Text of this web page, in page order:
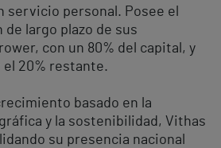
servicio personal. Posee el
largo plazo de sus
con un 80% del capital, y
el 20% restante.
basado en la
y la sostenibilidad, Vithas
su presencia nacional